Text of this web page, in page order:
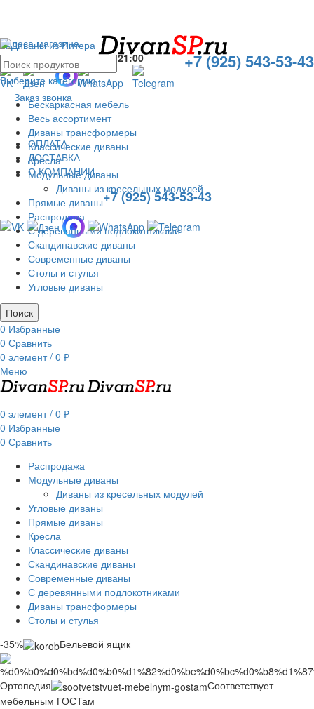
Адреса магазина
+7 (925) 543-53-43
Без выходных с10:00до21:00
Заказ звонка
ОПЛАТА
ДОСТАВКА
О КОМПАНИИ
+7 (925) 543-53-43
Выберите категорию
Бескаркасная мебель
Весь ассортимент
Диваны трансформеры
Классические диваны
Кресла
Модульные диваны
Диваны из кресельных модулей
Прямые диваны
Распродажа
С деревянными подлокотниками
Скандинавские диваны
Современные диваны
Столы и стулья
Угловые диваны
Поиск
0 Избранные
0 Сравнить
0 элемент / 0 ₽
Меню
0 элемент / 0 ₽
0 Избранные
0 Сравнить
Распродажа
Модульные диваны
Диваны из кресельных модулей
Угловые диваны
Прямые диваны
Кресла
Классические диваны
Скандинавские диваны
Современные диваны
С деревянными подлокотниками
Диваны трансформеры
Столы и стулья
-35%
Бельевой ящик
Ортопедия
Соответствует
мебельным ГОСТам